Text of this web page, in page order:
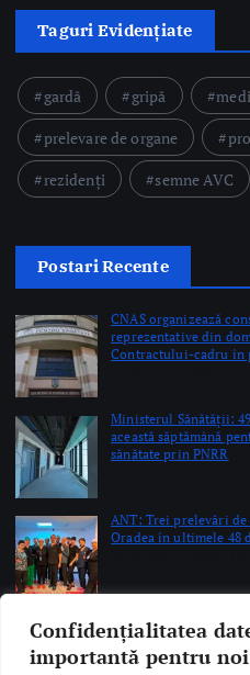
Confidențialitatea
importantă pentru noi
rezidenți
semne AVC
Postari Recente
CNAS organizează
reprezentative din
Ministerul Sănătății:
această săptămână
sănătate prin PNRR
by Briana Teodorescu
by Briana Teodorescu
Copyright © 2026 Ro Health